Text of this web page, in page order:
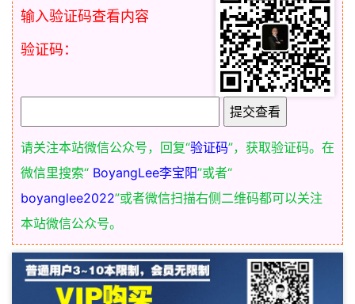
输入验证码查看内容
验证码：
请关注本站微信公众号，回复“验证码”，获取验证码。在
微信里搜索“ BoyangLee李宝阳”或者“
boyanglee2022”或者微信扫描右侧二维码都可以关注
本站微信公众号。